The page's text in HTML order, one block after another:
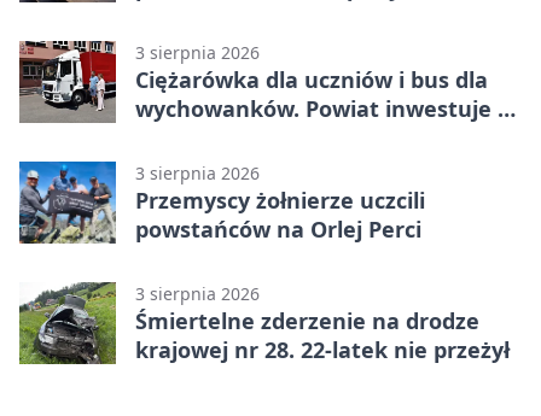
3 sierpnia 2026
Ciężarówka dla uczniów i bus dla
wychowanków. Powiat inwestuje w
3 sierpnia 2026
Przemyscy żołnierze uczcili
powstańców na Orlej Perci
3 sierpnia 2026
Śmiertelne zderzenie na drodze
krajowej nr 28. 22-latek nie przeżył